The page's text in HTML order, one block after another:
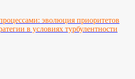
эволюция приоритетов
в условиях турбулентности